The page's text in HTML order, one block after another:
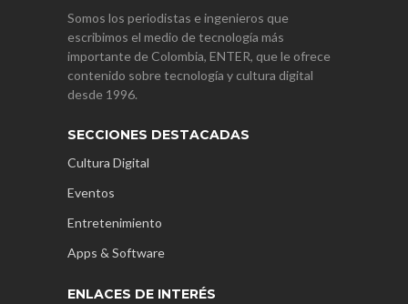
Somos los periodistas e ingenieros que
escribimos el medio de tecnología más
importante de Colombia, ENTER, que le ofrece
contenido sobre tecnología y cultura digital
desde 1996.
SECCIONES DESTACADAS
Cultura Digital
Eventos
Entretenimiento
Apps & Software
ENLACES DE INTERÉS